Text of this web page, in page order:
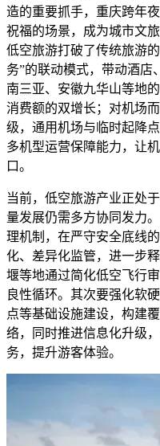
造的重要抓手，重庆跨年
祝福的场景，成为城市文
低空旅游打破了传统旅游
务”的联动模式，带动酒店
南三亚、安徽九华山等地
消费额的双增长；对机场
级，通用机场与临时起降
多机型运营保障能力，让
口。
当前，低空旅游产业正处
量发展仍需多方协同发力
理机制，在严守安全底线
化、差异化监管，进一步
堰等地通过简化低空飞行
良性循环。其次要强化软
点等基础设施建设，构建
络，同时推进信息化升级
务，提升游客体验。